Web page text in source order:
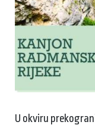
U okviru